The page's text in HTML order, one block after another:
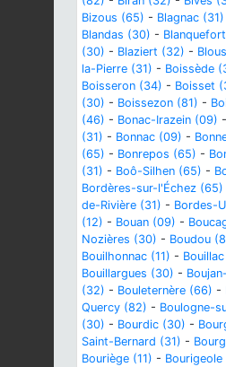
Bizous (65) - Blagnac (31)
Blandas (30) -
(30) - Blaziert (32) -
la-Pierre (31) - Boissède
Boisseron (34) - Boisset
(30) - Boissezon (81) -
(46) - Bonac-Irazein (09) -
(31) - Bonnac (09) -
(65) - Bonrepos (65) -
(31) - Boô-Silhen (65) -
Bordères-sur-l'Échez (65)
de-Rivière (31) - Bordes-
(12) - Bouan (09) -
Nozières (30) - Boudou
Bouilhonnac (11) -
Bouillargues (30) -
(32) - Bouleternère (66) -
Quercy (82) - Boulogne-
(30) - Bourdic (30) -
Saint-Bernard (31) -
Bouriège (11) - Bourigeole